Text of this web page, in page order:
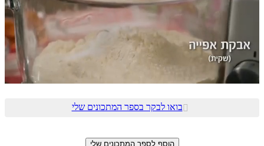
בואו לבקר בספר המתכונים שלי